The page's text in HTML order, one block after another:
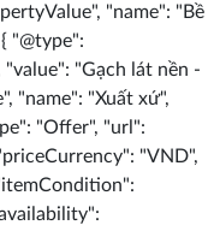
"name": "Bề
"@type":
"value": "Gạch lát nền -
"name": "Xuất xứ",
"Offer", "url":
"VND",